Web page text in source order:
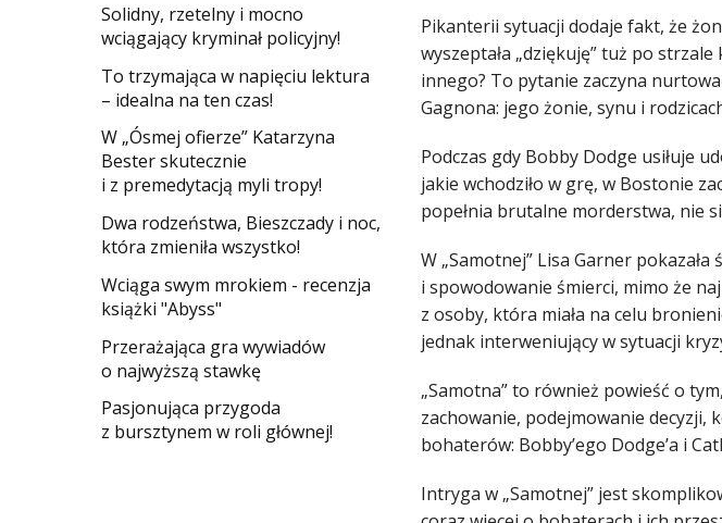
Solidny, rzetelny i mocno
wciągający kryminał policyjny!
​To trzymająca w napięciu lektura
– idealna na ten czas!
W „Ósmej ofierze” Katarzyna
Bester skutecznie
i z premedytacją myli tropy!
Dwa rodzeństwa, Bieszczady i noc,
która zmieniła wszystko!
Wciąga swym mrokiem - recenzja
książki "Abyss"
​Przerażająca gra wywiadów
o najwyższą stawkę
Pasjonująca przygoda
z bursztynem w roli głównej!
Pikanterii sytuacji dodaje fakt, że
wyszeptała „dziękuję” tuż po strzale
innego? To pytanie zaczyna
Gagnona: jego żonie, synu i
Podczas gdy Bobby Dodge usiłuje
jakie wchodziło w grę, w Bostonie
popełnia brutalne morderstwa, nie
W „Samotnej” Lisa Garner
i spowodowanie śmierci, mimo że
z osoby, która miała na celu
jednak interweniujący w sytuacji
„Samotna” to również powieść o
zachowanie, podejmowanie decyzji,
bohaterów: Bobby’ego Dodge’a i
Intryga w „Samotnej” jest